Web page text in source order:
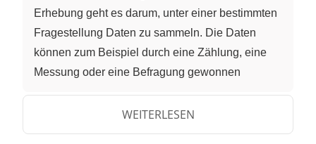
Erhebung geht es darum, unter einer bestimmten
Fragestellung Daten zu sammeln. Die Daten
können zum Beispiel durch eine Zählung, eine
Messung oder eine Befragung gewonnen
Grundgesamtheit, manchmal auch GrundMENGE
genannt, die wir untersuchen möchten. Diese
WEITERLESEN